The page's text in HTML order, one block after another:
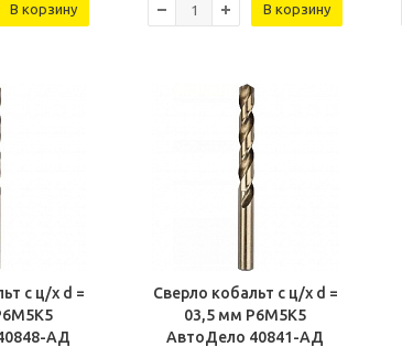
В корзину В корзину
с ц/х d =
АД
Сверло кобальт с ц/х d =
03,5 мм Р6М5К5
АвтоДело 40841-АД